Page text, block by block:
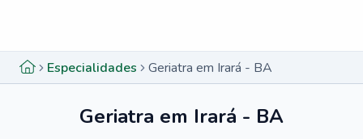
Especialidades Geriatra em Irará - BA
Geriatra em Irará - BA